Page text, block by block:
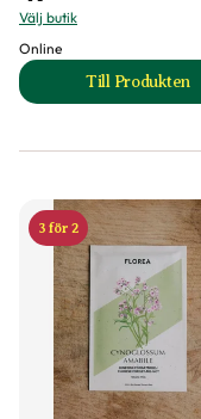
Välj butik
Online
Till Produkten
till
3 för 2